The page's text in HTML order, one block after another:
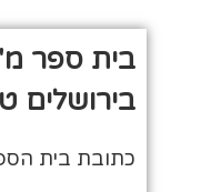
בית ספר
בירושלים
כתובת בית